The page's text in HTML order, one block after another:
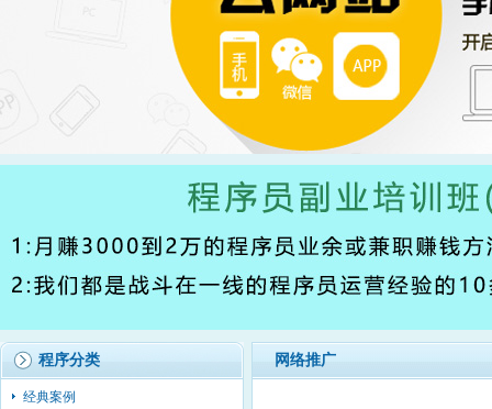
程序分类
经典案例
网络推广